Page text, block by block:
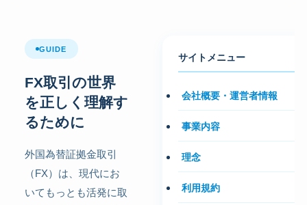
GUIDE
FX取引の世界
を正しく理解す
るために
外国為替証拠金取引
（FX）は、現代にお
いてもっとも活発に取
サイトメニュー
会社概要・運営者情報
事業内容
理念
利用規約